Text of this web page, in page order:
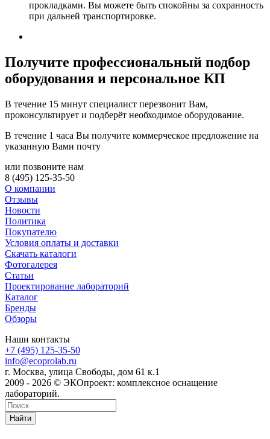
прокладками. Вы можете быть спокойны за сохранность
при дальней транспортировке.
Получите профессиональный подбор
оборудования и персональное КП
В течение 15 минут специалист перезвонит Вам,
проконсультирует и подберёт необходимое оборудование.
В течение 1 часа Вы получите коммерческое предложение на
указанную Вами почту
или позвоните нам
8 (495) 125-35-50
О компании
Отзывы
Новости
Политика
Покупателю
Условия оплаты и доставки
Скачать каталоги
Фотогалерея
Статьи
Проектирование лабораторий
Каталог
Бренды
Обзоры
Наши контакты
+7 (495) 125-35-50
info@ecoprolab.ru
г. Москва, улица Свободы, дом 61 к.1
2009 - 2026 © ЭКОпроект: комплексное оснащение
лабораторий.
Найти